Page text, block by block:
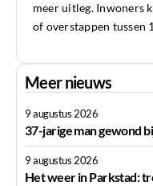
meer uitleg. Inwoners
of overstappen tussen
Meer nieuws
9 augustus 2026
37-jarige man gewond
9 augustus 2026
Het weer in Parkstad: